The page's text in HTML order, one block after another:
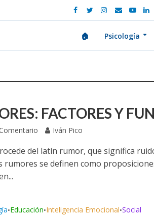
🏠 Psicología
FACTORES Y
Iván Pico
del latín rumor, que significa
rumores se definen como
•Educación•Inteligencia Emocional•Social